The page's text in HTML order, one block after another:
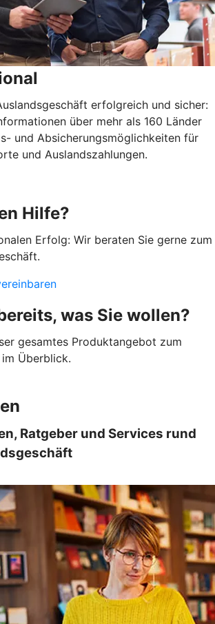
erfolgreich und sicher:
über mehr als 160 Länder
und Absicherungsmöglichkeiten für
und Auslandszahlungen.
Hilfe?
Erfolg: Wir beraten Sie gerne zum
was Sie wollen?
gesamtes Produktangebot zum
Überblick.
Ratgeber und Services rund